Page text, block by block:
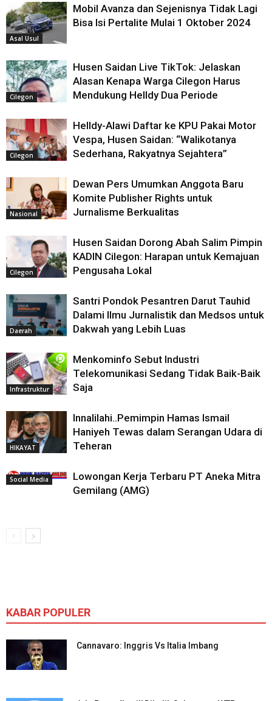
Asal Usul
Mobil Avanza dan Sejenisnya Tidak Lagi
Bisa Isi Pertalite Mulai 1 Oktober 2024
Cilegon
Husen Saidan Live TikTok: Jelaskan
Alasan Kenapa Warga Cilegon Harus
Mendukung Helldy Dua Periode
Cilegon
Helldy-Alawi Daftar ke KPU Pakai Motor
Vespa, Husen Saidan: “Walikotanya
Sederhana, Rakyatnya Sejahtera”
Nasional
Dewan Pers Umumkan Anggota Baru
Komite Publisher Rights untuk
Jurnalisme Berkualitas
Cilegon
Husen Saidan Dorong Abah Salim Pimpin
KADIN Cilegon: Harapan untuk Kemajuan
Pengusaha Lokal
Daerah
Santri Pondok Pesantren Darut Tauhid
Dalami Ilmu Jurnalistik dan Medsos untuk
Dakwah yang Lebih Luas
Infrastruktur
Menkominfo Sebut Industri
Telekomunikasi Sedang Tidak Baik-Baik
Saja
HIKAYAT
Innalilahi..Pemimpin Hamas Ismail
Haniyeh Tewas dalam Serangan Udara di
Teheran
Social Media
Lowongan Kerja Terbaru PT Aneka Mitra
Gemilang (AMG)
KABAR POPULER
Cannavaro: Inggris Vs Italia Imbang